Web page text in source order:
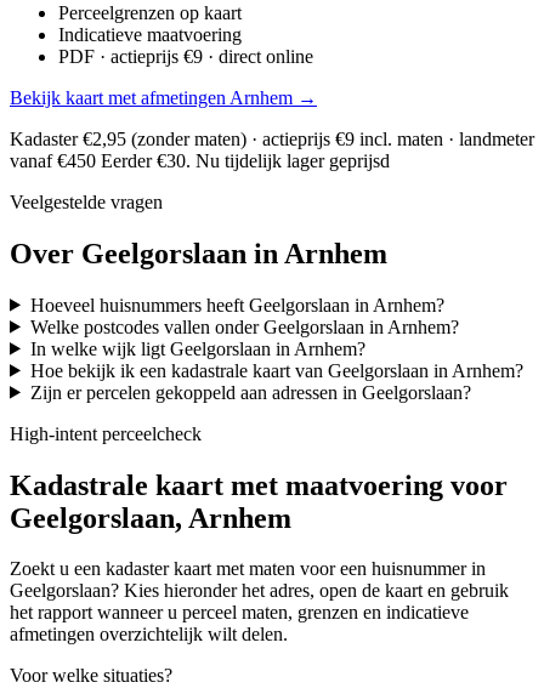
Perceelgrenzen op kaart
Indicatieve maatvoering
PDF · actieprijs €9 · direct online
Bekijk kaart met afmetingen Arnhem →
Kadaster €2,95 (zonder maten) · actieprijs €9 incl. maten · landmeter
vanaf €450 Eerder €30. Nu tijdelijk lager geprijsd
Veelgestelde vragen
Over Geelgorslaan in Arnhem
Hoeveel huisnummers heeft Geelgorslaan in Arnhem?
Welke postcodes vallen onder Geelgorslaan in Arnhem?
In welke wijk ligt Geelgorslaan in Arnhem?
Hoe bekijk ik een kadastrale kaart van Geelgorslaan in Arnhem?
Zijn er percelen gekoppeld aan adressen in Geelgorslaan?
High-intent perceelcheck
Kadastrale kaart met maatvoering voor
Geelgorslaan, Arnhem
Zoekt u een kadaster kaart met maten voor een huisnummer in
Geelgorslaan? Kies hieronder het adres, open de kaart en gebruik
het rapport wanneer u perceel maten, grenzen en indicatieve
afmetingen overzichtelijk wilt delen.
Voor welke situaties?